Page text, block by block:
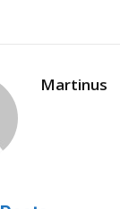
Martinus